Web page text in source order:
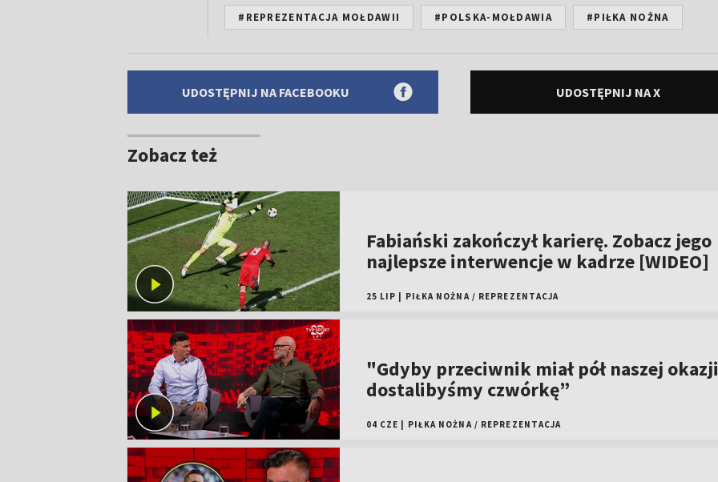
#REPREZENTACJA MOŁDAWII #POLSKA-MOŁDAWIA #PIŁKA NOŻNA
UDOSTĘPNIJ NA FACEBOOKU UDOSTĘPNIJ NA X
Zobacz też
Fabiański zakończył karierę. Zobacz jego
najlepsze interwencje w kadrze [WIDEO]
25 LIP PIŁKA NOŻNA / REPREZENTACJA
"Gdyby przeciwnik miał pół naszej
dostalibyśmy czwórkę”
04 CZE PIŁKA NOŻNA / REPREZENTACJA